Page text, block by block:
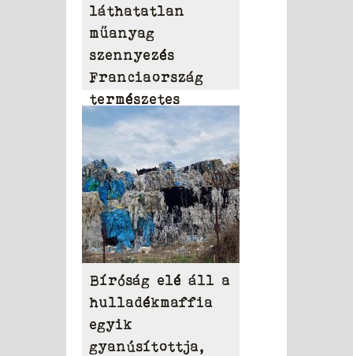
láthatatlan
műanyag
szennyezés
Franciaország
természetes
vizeiben
Bíróság elé áll a
hulladékmaffia
egyik
gyanúsítottja,